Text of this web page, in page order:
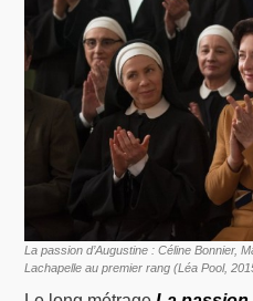
La passion d’Augustine : Céline Bonnier,
Lachapelle au premier rang (Léa Pool,